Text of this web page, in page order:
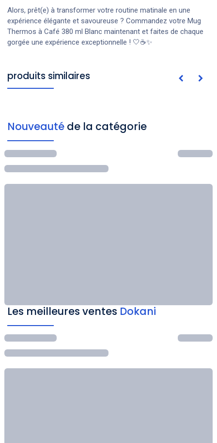
Alors, prêt(e) à transformer votre routine matinale en une
expérience élégante et savoureuse ? Commandez votre Mug
Thermos à Café 380 ml Blanc maintenant et faites de chaque
gorgée une expérience exceptionnelle ! 🤍☕✨
produits similaires
Nouveauté de la catégorie
Les meilleures ventes Dokani